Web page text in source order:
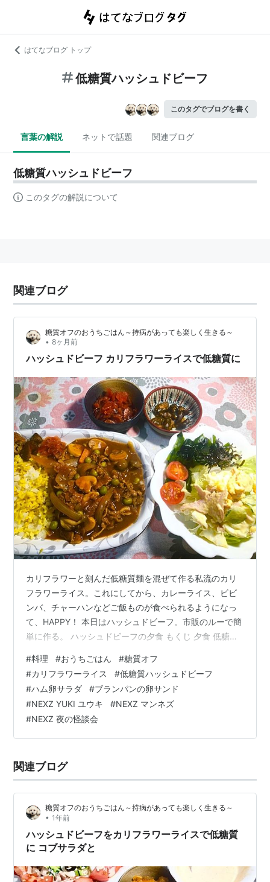
はてなブログ トップ
低糖質ハッシュドビーフ
このタグでブログを書く
言葉の解説 ネットで話題 関連ブログ
低糖質ハッシュドビーフ
このタグの解説について
関連ブログ
糖質オフのおうちごはん～持病があっても楽しく生きる～
• 8ヶ月前
ハッシュドビーフ カリフラワーライスで低糖質に
カリフラワーと刻んだ低糖質麺を混ぜて作る私流のカリ
フラワーライス。これにしてから、カレーライス、ビビ
ンバ、チャーハンなどご飯ものが食べられるようになっ
て、HAPPY！ 本日はハッシュドビーフ。市販のルーで簡
単に作る。 ハッシュドビーフの夕食 もくじ 夕食 低糖質
ンパンの卵サンド ひとこと NEXZ「夜の怪談会」 夕食 低
糖質なハッシュドビーフ 〇牛バラ肉・玉ねぎ・ニンジ
ン・グリンピース・マッシュルーム（缶）・ハッシュド
ビーフ（S＆B）フォンドボー（S＆B） 〇カリフラ（冷
凍刻みカリフラワー）・低糖質麺（通販デリカーボ） 一
口大に切った牛バラ…
#料理 #おうちごはん #糖質オフ
#カリフラワーライス #低糖質ハッシュドビーフ
#ハム卵サラダ #ブランパンの卵サンド
#NEXZ YUKI ユウキ #NEXZ マンネズ
#NEXZ 夜の怪談会
関連ブログ
糖質オフのおうちごはん～持病があっても楽しく生きる～
• 1年前
ハッシュドビーフをカリフラワーライスで低糖質
に コブサラダと